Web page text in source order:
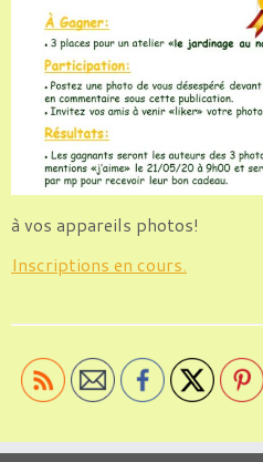
à vos appareils photos!
Inscriptions en cours.